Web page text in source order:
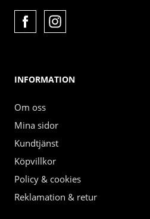
INFORMATION
Om oss
Mina sidor
Kundtjänst
Köpvillkor
Policy & cookies
Reklamation & retur